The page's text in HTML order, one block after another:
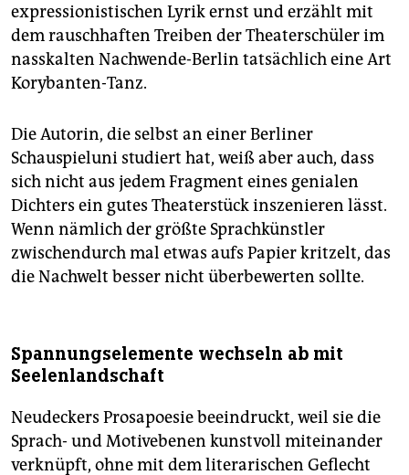
expressionistischen Lyrik ernst und erzählt mit
dem rauschhaften Treiben der Theaterschüler im
nasskalten Nachwende-Berlin tatsächlich eine Art
Korybanten-Tanz.
Die Autorin, die selbst an einer Berliner
Schauspieluni studiert hat, weiß aber auch, dass
sich nicht aus jedem Fragment eines genialen
Dichters ein gutes Theaterstück inszenieren lässt.
Wenn nämlich der größte Sprachkünstler
zwischendurch mal etwas aufs Papier kritzelt, das
die Nachwelt besser nicht überbewerten sollte.
Spannungselemente wechseln ab mit
Seelenlandschaft
Neudeckers Prosapoesie beeindruckt, weil sie die
Sprach- und Motivebenen kunstvoll miteinander
verknüpft, ohne mit dem literarischen Geflecht